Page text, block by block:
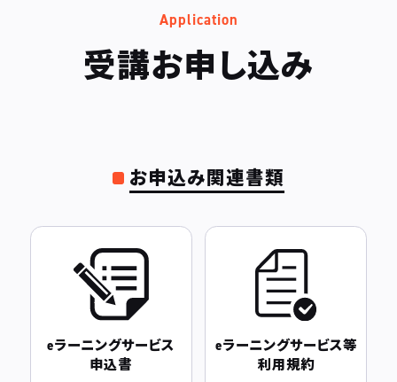
Application
受講お申し込み
お申込み関連書類
eラーニングサービス
申込書
eラーニングサービス等
利用規約